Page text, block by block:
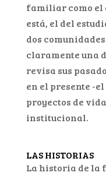
familiar como el
está, el del
dos
claramente una
revisa sus
en el presente -
proyectos de
institucional.
LAS HISTORIAS
La historia de la